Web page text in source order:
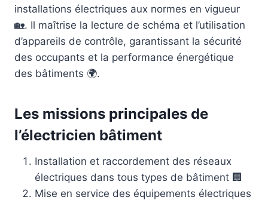
installations électriques aux normes en vigueur
🏡. Il maîtrise la lecture de schéma et l’utilisation
d’appareils de contrôle, garantissant la sécurité
des occupants et la performance énergétique
des bâtiments 🌍.
Les missions principales de
l’électricien bâtiment
Installation et raccordement des réseaux
électriques dans tous types de bâtiment 🏢
Mise en service des équipements électriques